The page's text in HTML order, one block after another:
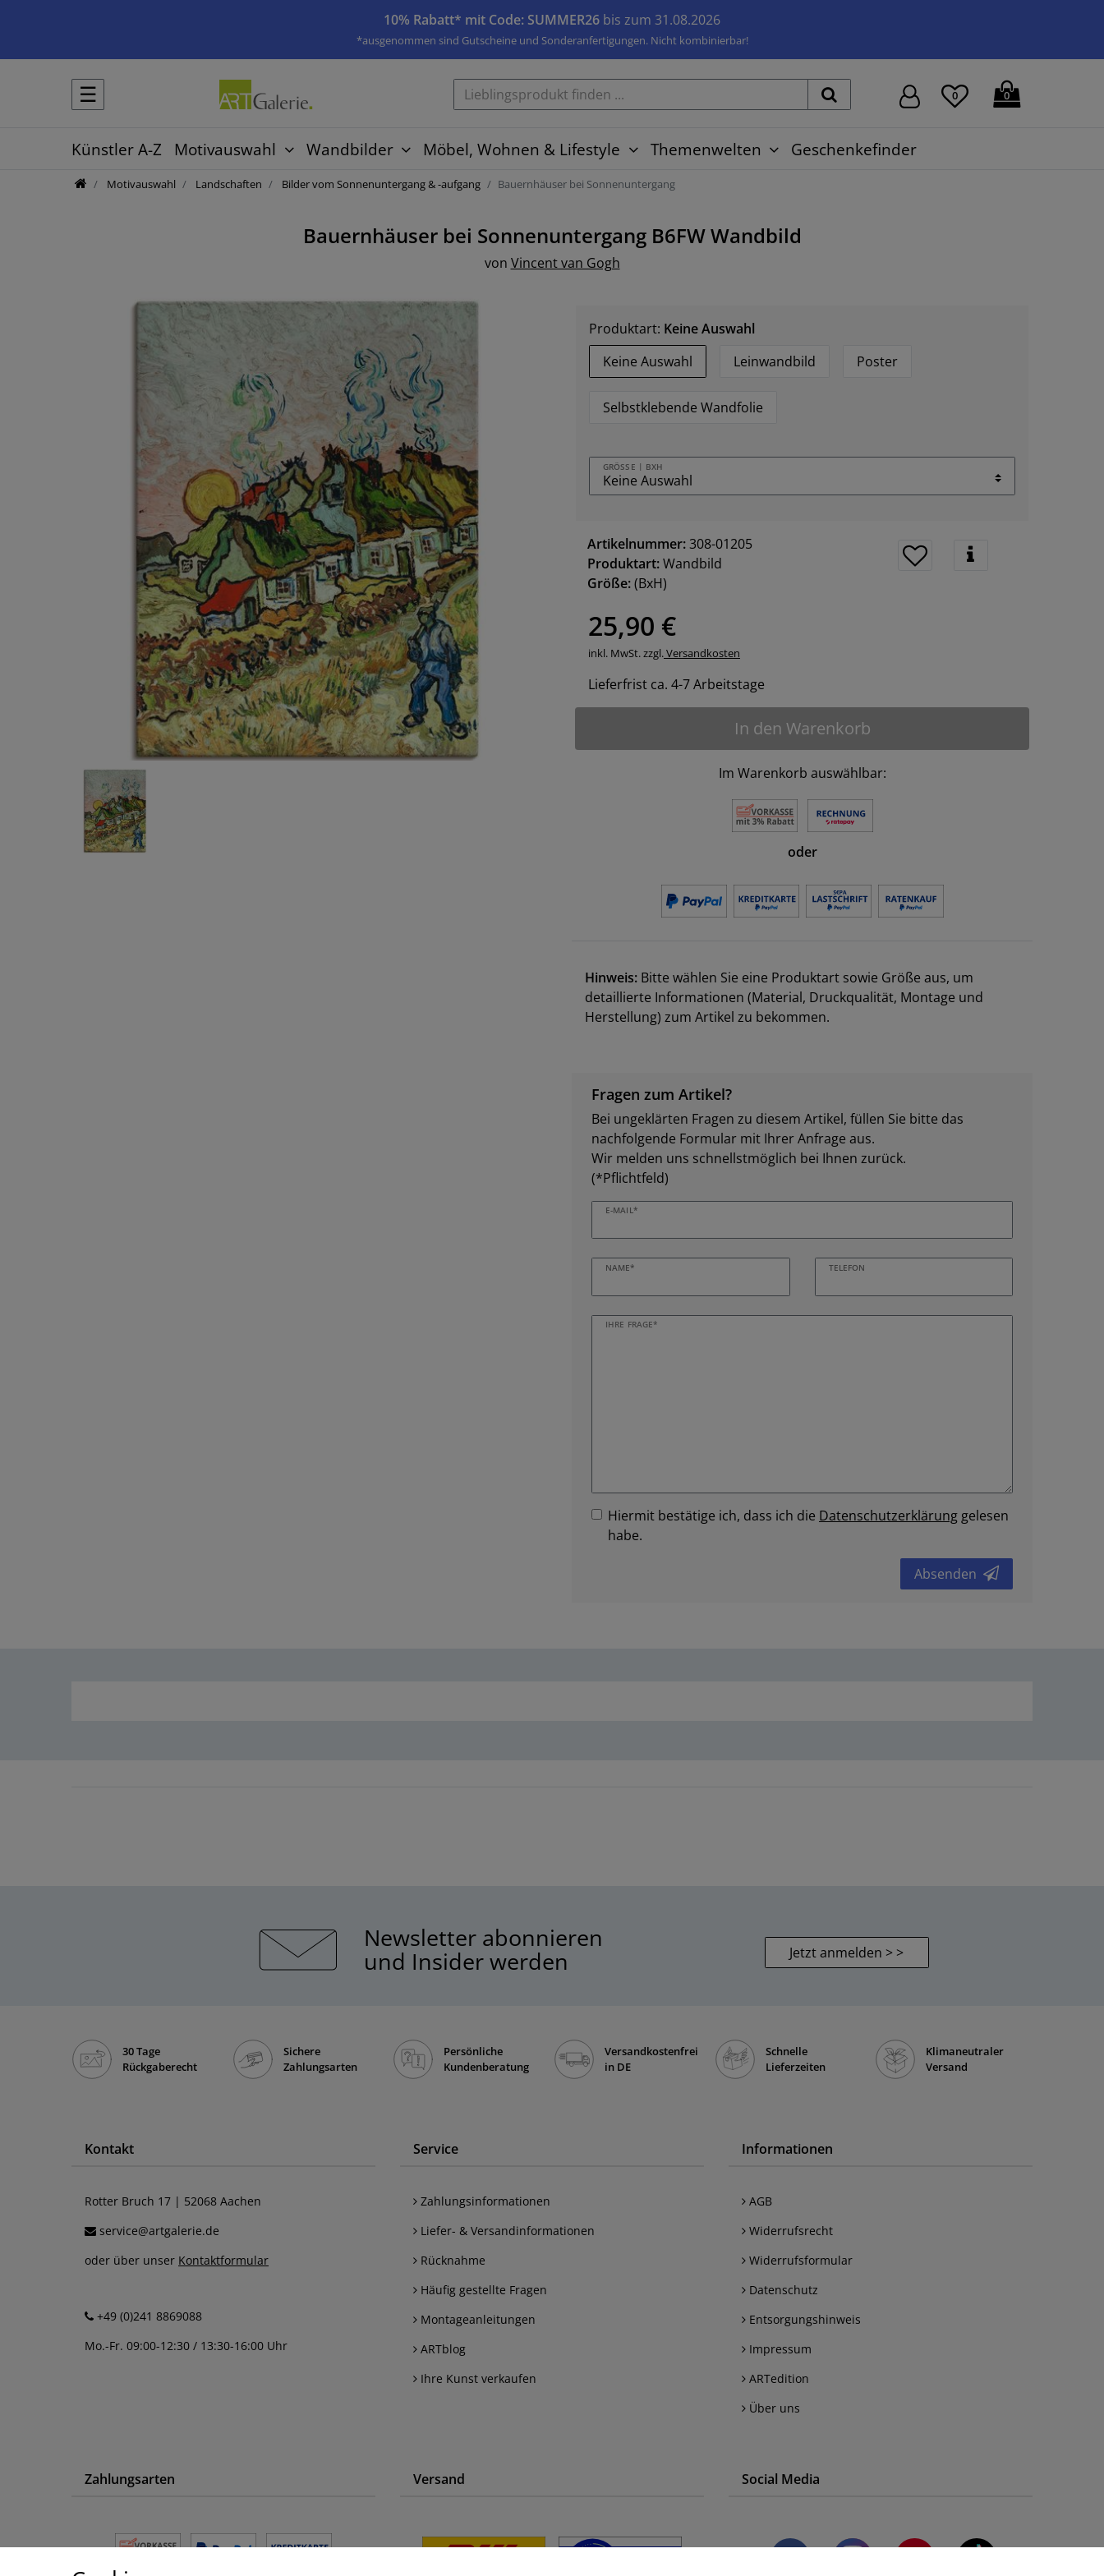
10% Rabatt* mit Code: SUMMER26 bis zum 31.08.2026
*ausgenommen sind Gutscheine und Sonderanfertigungen. Nicht kombinierbar!
☰ 0 0
Künstler A-Z Motivauswahl Wandbilder Möbel, Wohnen & Lifestyle Themenwelten Geschenkefinder
Motivauswahl Landschaften Bilder vom Sonnenuntergang & -aufgang Bauernhäuser bei Sonnenuntergang
Bauernhäuser bei Sonnenuntergang B6FWWandbild
von Vincent van Gogh
Produktart: Keine Auswahl
Keine Auswahl
Leinwandbild Poster
Selbstklebende Wandfolie
GRÖSSE | BXH
Artikelnummer:308-01205
Produktart:Wandbild
Größe:(BxH)
25,90 €
inkl. MwSt. zzgl. Versandkosten
Lieferfrist ca. 4-7 Arbeitstage
In den Warenkorb
Im Warenkorb auswählbar:
oder
Hinweis: Bitte wählen Sie eine Produktart sowie Größe aus, um
detaillierte Informationen (Material, Druckqualität, Montage und
Herstellung) zum Artikel zu bekommen.
Fragen zum Artikel?
Bei ungeklärten Fragen zu diesem Artikel, füllen Sie bitte das
nachfolgende Formular mit Ihrer Anfrage aus.
Wir melden uns schnellstmöglich bei Ihnen zurück.
(*Pflichtfeld)
E-MAIL*
NAME* TELEFON
IHRE FRAGE*
Hiermit bestätige ich, dass ich die Daten­schutz­erklärung gelesen
habe.
Absenden
Newsletter abonnieren
und Insider werden Jetzt anmelden > >
30 Tage
Rückgaberecht
Sichere
Zahlungsarten
Persönliche
Kundenberatung
Versandkostenfrei
in DE
Schnelle
Lieferzeiten
Klimaneutraler
Versand
Kontakt
Rotter Bruch 17 | 52068 Aachen
service@artgalerie.de
oder über unser Kontaktformular
+49 (0)241 8869088
Mo.-Fr. 09:00-12:30 / 13:30-16:00 Uhr
Service
Zahlungsinformationen
Liefer- & Versandinformationen
Rücknahme
Häufig gestellte Fragen
Montageanleitungen
ARTblog
Ihre Kunst verkaufen
Informationen
AGB
Widerrufsrecht
Widerrufsformular
Datenschutz
Entsorgungshinweis
Impressum
ARTedition
Über uns
Zahlungsarten Versand Social Media